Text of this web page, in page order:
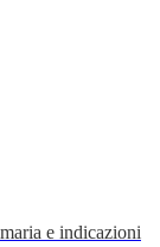
e indicazioni